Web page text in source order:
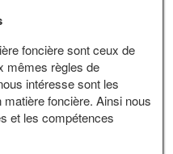
foncière sont ceux de
mêmes règles de
intéresse sont les
foncière. Ainsi nous
et les compétences